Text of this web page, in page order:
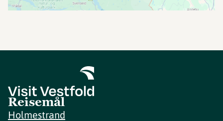
Reisemål
Holmestrand